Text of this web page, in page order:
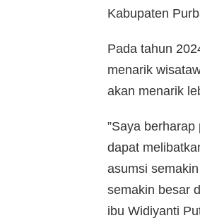
Kabupaten
Pada tahun
menarik
akan menarik
”Saya
dapat
asumsi
semakin besar
ibu Widiyanti